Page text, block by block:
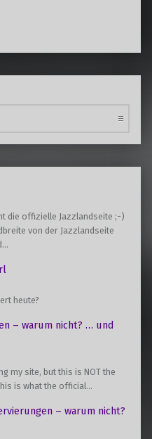
die offizielle Jazzlandseite ;-)
von der Jazzlandseite
heute?
– warum nicht? … und
my site, but this is NOT the
is what the official…
– warum nicht?